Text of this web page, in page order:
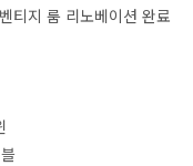
티지 룸 리노베이션 완료